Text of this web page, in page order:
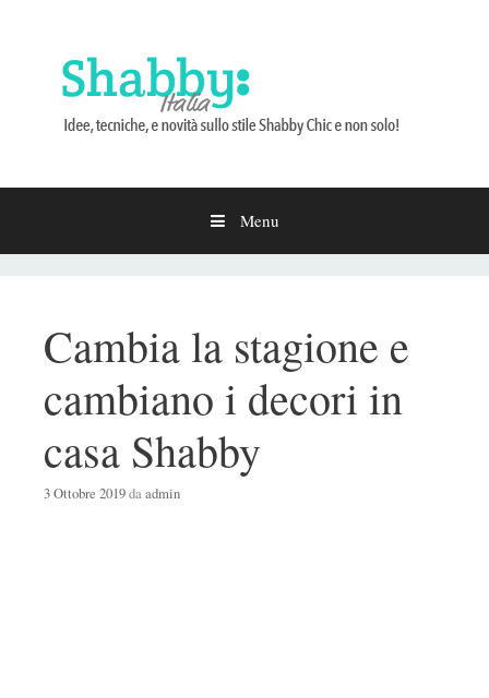
Menu
Cambia la stagione e
cambiano i decori in
casa Shabby
3 Ottobre 2019daadmin